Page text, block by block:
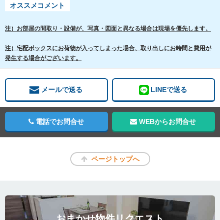
オススメコメント
注）お部屋の間取り・設備が、写真・図面と異なる場合は現場を優先します。
注）宅配ボックスにお荷物が入ってしまった場合、取り出しにお時間と費用が
発生する場合がございます。
メールで送る LINEで送る
電話でお問合せ WEBからお問合せ
ページトップへ